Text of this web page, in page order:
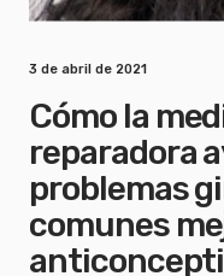
3 de abril de 2021
Cómo la
reparadora
problemas
comunes